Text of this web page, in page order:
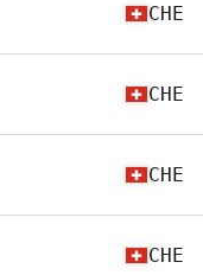
CHE
CHE
CHE
CHE